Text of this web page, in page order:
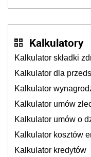
Kalkulatory
Kalkulator składki
Kalkulator dla
Kalkulator
Kalkulator umów
Kalkulator umów o
Kalkulator kosztów
Kalkulator kredytów